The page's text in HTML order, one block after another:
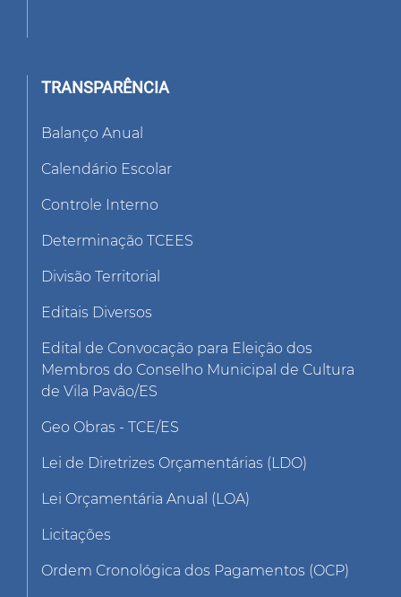
TRANSPARÊNCIA
Balanço Anual
Calendário Escolar
Controle Interno
Determinação TCEES
Divisão Territorial
Editais Diversos
Edital de Convocação para Eleição dos
Membros do Conselho Municipal de Cultura
de Vila Pavão/ES
Geo Obras - TCE/ES
Lei de Diretrizes Orçamentárias (LDO)
Lei Orçamentária Anual (LOA)
Licitações
Ordem Cronológica dos Pagamentos (OCP)